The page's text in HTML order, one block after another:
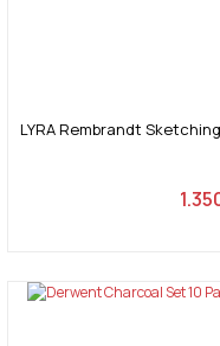
LYRA Rembrandt